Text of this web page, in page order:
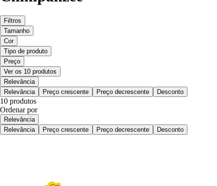
Filtros
Tamanho
Cor
Tipo de produto
Preço
Ver os 10 produtos
Relevância
Relevância
Preço crescente Preço decrescente Desconto
10 produtos
Ordenar por
Relevância
Relevância
Preço crescente Preço decrescente Desconto